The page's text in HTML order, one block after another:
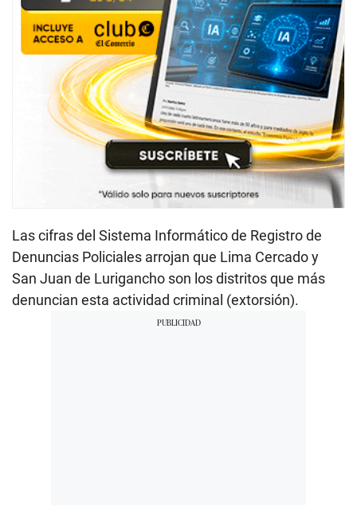
Las cifras del Sistema Informático de Registro de
Denuncias Policiales arrojan que Lima Cercado y
San Juan de Lurigancho son los distritos que más
denuncian esta actividad criminal (extorsión).